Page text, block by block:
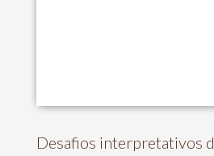
Desafios interpretativos